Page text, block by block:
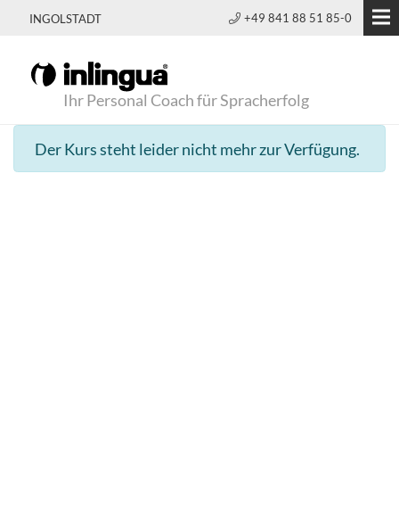
INGOLSTADT +49 841 88 51 85-0
Ihr Personal Coach für Spracherfolg
Der Kurs steht leider nicht mehr zur Verfügung.